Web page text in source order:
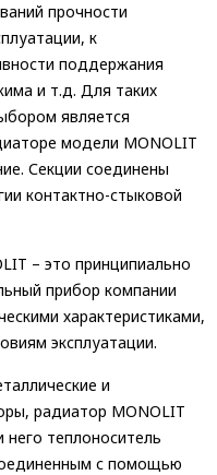
прочности
к
поддержания
и т.д. Для таких
является
модели MONOLIT
Секции соединены
контактно-стыковой
– это принципиально
прибор компании
характеристиками,
эксплуатации.
и
радиатор MONOLIT
теплоноситель
с помощью